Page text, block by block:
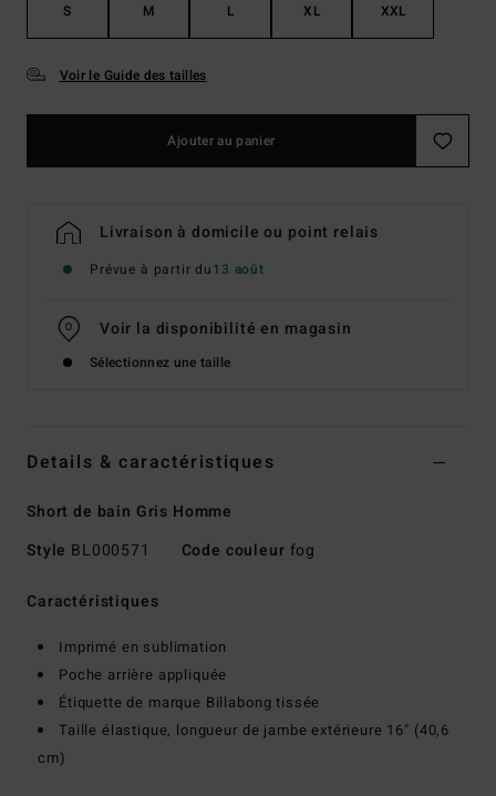
S M L XL XXL
Voir le Guide des tailles
Ajouter au panier
Livraison à domicile ou point relais
Prévue à partir du13 août
Voir la disponibilité en magasin
Sélectionnez une taille
Details & caractéristiques
Short de bain Gris Homme
Style BL000571 Code couleur fog
Caractéristiques
Imprimé en sublimation
Poche arrière appliquée
Étiquette de marque Billabong tissée
Taille élastique, longueur de jambe extérieure 16" (40,6
cm)